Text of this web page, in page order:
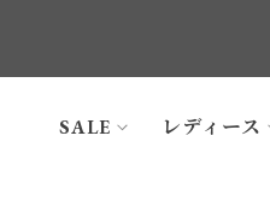
SALE レディース